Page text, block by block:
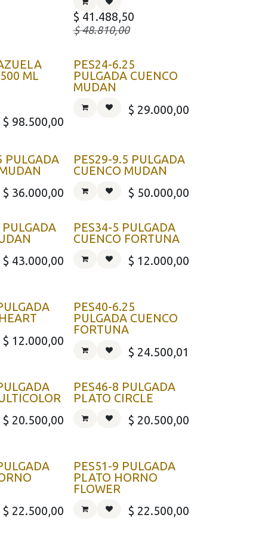
$ 41.488,50
$48.810,00
ML
$ 98.500,00
PES24-6.25
PULGADA CUENCO
MUDAN
$ 29.000,00
PULGADA
$ 36.000,00
PES29-9.5 PULGADA
CUENCO MUDAN
$ 50.000,00
$ 43.000,00
PES34-5 PULGADA
CUENCO FORTUNA
$ 12.000,00
$ 12.000,00
PES40-6.25
PULGADA CUENCO
FORTUNA
$ 24.500,01
$ 20.500,00
PES46-8 PULGADA
PLATO CIRCLE
$ 20.500,00
$ 22.500,00
PES51-9 PULGADA
PLATO HORNO
FLOWER
$ 22.500,00